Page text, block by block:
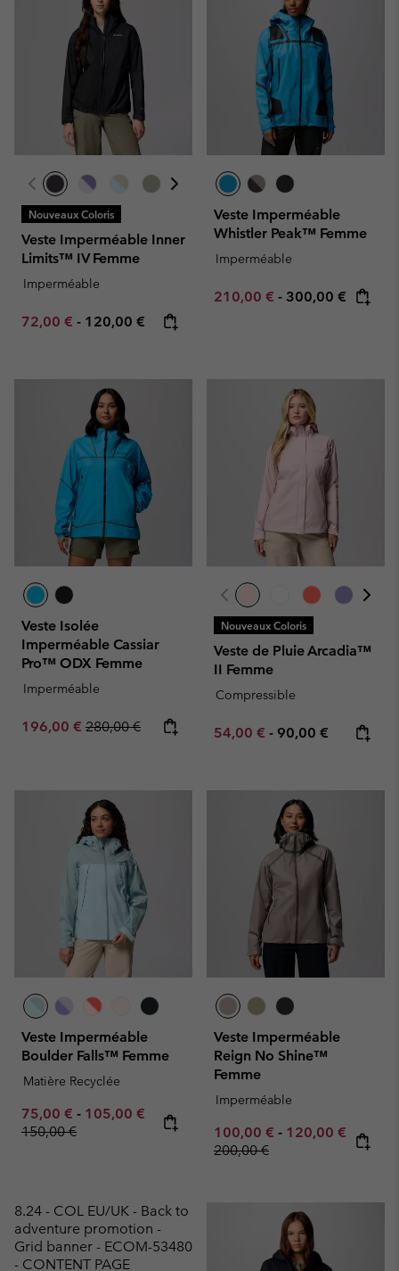
Nouveaux Coloris
Veste Imperméable Inner
Limits™ IV Femme
Imperméable
Minimum sale price:
72,00 € - Maximum price:
120,00 €
Veste Imperméable
Whistler Peak™ Femme
Imperméable
Minimum sale price:
210,00 € - Maximum price:
300,00 €
Veste Isolée
Imperméable Cassiar
Pro™ ODX Femme
Imperméable
Sale price:
196,00 € Regular price:
280,00 €
Nouveaux Coloris
Veste de Pluie Arcadia™
II Femme
Compressible
Minimum sale price:
54,00 € - Maximum price:
90,00 €
Veste Imperméable
Boulder Falls™ Femme
Matière Recyclée
Minimum sale price:
75,00 € - Maximum sale price:
105,00 € Regular price:
150,00 €
Veste Imperméable
Reign No Shine™
Femme
Imperméable
Minimum sale price:
100,00 € - Maximum sale
120,00 €
Regular price:
200,00 €
8.24 - COL EU/UK - Back to
adventure promotion -
Grid banner - ECOM-53480
- CONTENT PAGE